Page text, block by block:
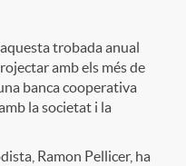
trobada anual
amb els més de
banca cooperativa
la societat i la
Ramon Pellicer, ha